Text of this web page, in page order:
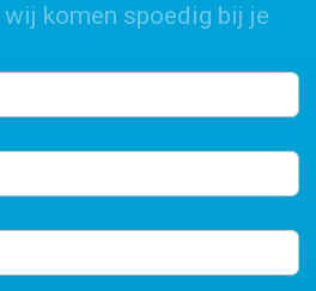
komen spoedig bij je